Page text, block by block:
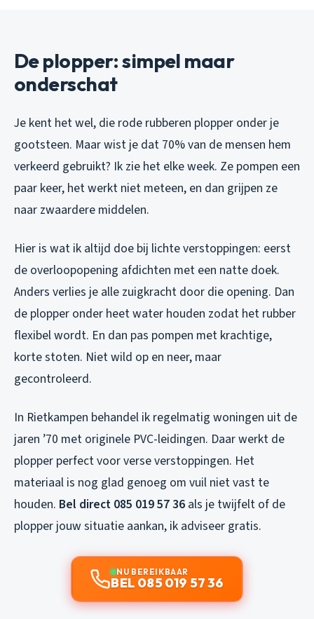
De plopper: simpel maar
onderschat
Je kent het wel, die rode rubberen plopper onder je
gootsteen. Maar wist je dat 70% van de mensen hem
verkeerd gebruikt? Ik zie het elke week. Ze pompen een
paar keer, het werkt niet meteen, en dan grijpen ze
naar zwaardere middelen.
Hier is wat ik altijd doe bij lichte verstoppingen: eerst
de overloopopening afdichten met een natte doek.
Anders verlies je alle zuigkracht door die opening. Dan
de plopper onder heet water houden zodat het rubber
flexibel wordt. En dan pas pompen met krachtige,
korte stoten. Niet wild op en neer, maar
gecontroleerd.
In Rietkampen behandel ik regelmatig woningen uit de
jaren ’70 met originele PVC-leidingen. Daar werkt de
plopper perfect voor verse verstoppingen. Het
materiaal is nog glad genoeg om vuil niet vast te
houden. Bel direct 085 019 57 36 als je twijfelt of de
plopper jouw situatie aankan, ik adviseer gratis.
NU BEREIKBAAR
BEL 085 019 57 36